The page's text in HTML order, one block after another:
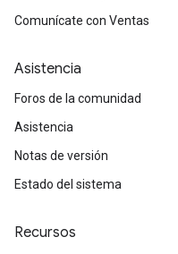
Comunícate con Ventas
Asistencia
Foros de la comunidad
Asistencia
Notas de versión
Estado del sistema
Recursos